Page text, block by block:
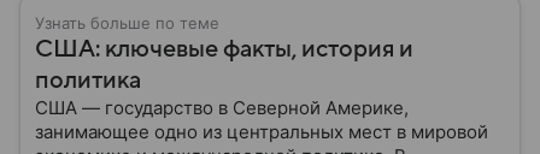
Узнать больше по теме
США: ключевые факты, история и
политика
США — государство в Северной Америке,
занимающее одно из центральных мест в мировой